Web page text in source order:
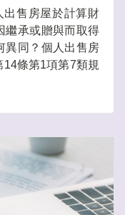
出售房屋於計算財
繼承或贈與而取得
異同？個人出售房
條第1項第7類規